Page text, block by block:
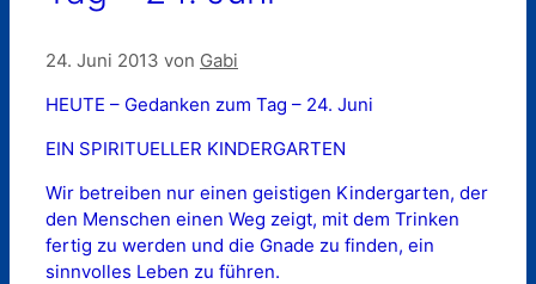
24. Juni 2013 von Gabi
HEUTE – Gedanken zum Tag – 24. Juni
EIN SPIRITUELLER KINDERGARTEN
Wir betreiben nur einen geistigen Kindergarten, der
den Menschen einen Weg zeigt, mit dem Trinken
fertig zu werden und die Gnade zu finden, ein
sinnvolles Leben zu führen.